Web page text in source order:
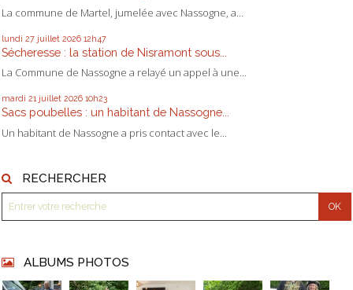
La commune de Martel, jumelée avec Nassogne, a...
lundi 27 juillet 2026 12h47
Sécheresse : la station de Nisramont sous...
La Commune de Nassogne a relayé un appel à une...
mardi 21 juillet 2026 10h23
Sacs poubelles : un habitant de Nassogne...
Un habitant de Nassogne a pris contact avec le...
RECHERCHER
ALBUMS PHOTOS